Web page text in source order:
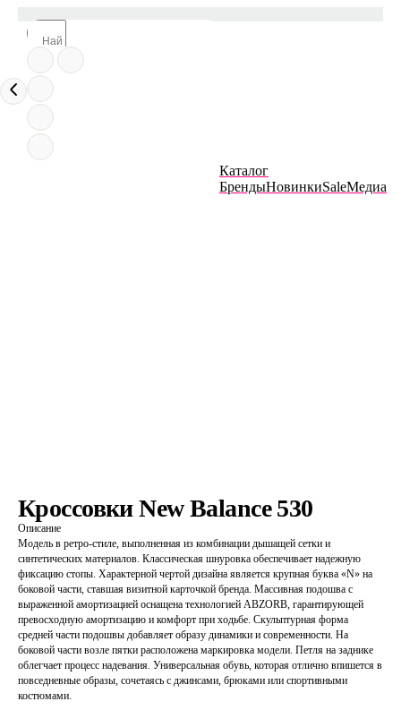
Каталог
БрендыНовинкиSaleМедиа
Кроссовки New Balance 530
Описание
Модель в ретро-стиле, выполненная из комбинации дышащей сетки и
синтетических материалов. Классическая шнуровка обеспечивает надежную
фиксацию стопы. Характерной чертой дизайна является крупная буква «N» на
боковой части, ставшая визитной карточкой бренда. Массивная подошва с
выраженной амортизацией оснащена технологией ABZORB, гарантирующей
превосходную амортизацию и комфорт при ходьбе. Скульптурная форма
средней части подошвы добавляет образу динамики и современности. На
боковой части возле пятки расположена маркировка модели. Петля на заднике
облегчает процесс надевания. Универсальная обувь, которая отлично впишется в
повседневные образы, сочетаясь с джинсами, брюками или спортивными
костюмами.